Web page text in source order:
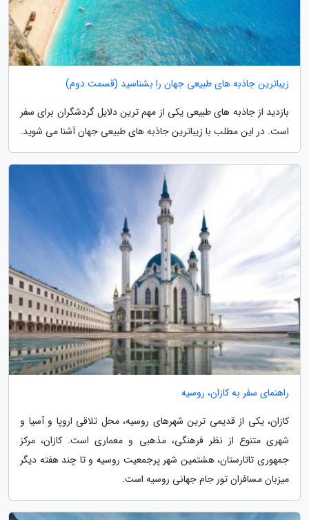
زیباترین جاذبه های طبیعی جهان را بشناسید (قسمت دوم)
بازدید از جاذبه های طبیعی یکی از مهم ترین دلایل گردشگران برای سفر
است. در این مطلب با زیباترین جاذبه های طبیعی جهان آشنا می شوید.
راهنمای سفر به کازان، روسیه
کازان، یکی از قدیمی ترین شهرهای روسیه، محل تلاقی اروپا و آسیا و
شهری متنوع از نظر فرهنگی، مذهبی و معماری است. کازان، مرکز
جمهوری تاتارستان، هشتمین شهر پرجمعیت روسیه و تا چند هفته دیگر
میزبان مسافران تور جام جهانی روسیه است.